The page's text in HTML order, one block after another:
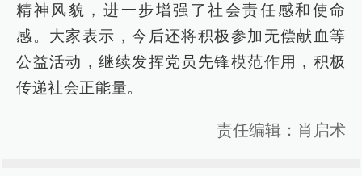
精神风貌，进一步增强了社会责任感和使命
感。大家表示，今后还将积极参加无偿献血等
公益活动，继续发挥党员先锋模范作用，积极
传递社会正能量。
责任编辑：肖启术